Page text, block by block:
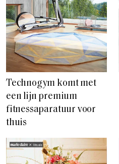
Technogym komt met
een lijn premium
fitnessaparatuur voor
thuis